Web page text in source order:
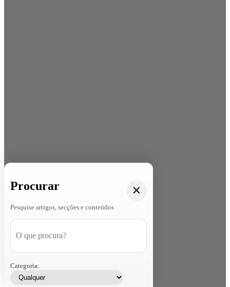
Procurar
Pesquise artigos, secções e conteúdos
Categoria: